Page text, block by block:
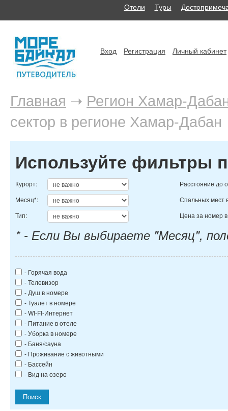
Отели Туры
Вход Регистрация Личный кабинет
Главная ➝ Регион Хамар-
сектор в регионе Хамар-Дабан
Используйте фильтры
Курорт:
Месяц*:
Тип:
Расстояние до
Спальных мест
Цена за номер в
* - Если Вы выбираете "Месяц",
- Горячая вода
- Телевизор
- Душ в номере
- Туалет в номере
- WI-FI-Интернет
- Питание в отеле
- Уборка в номере
- Баня/сауна
- Проживание с животными
- Бассейн
- Вид на озеро
Поиск